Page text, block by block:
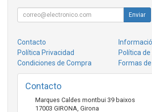
Enviar
Contacto
Política Privacidad
Política de
Condiciones de Compra
Formas
Contacto
Marques Caldes montbui 39 baixos
17003 GIRONA Girona